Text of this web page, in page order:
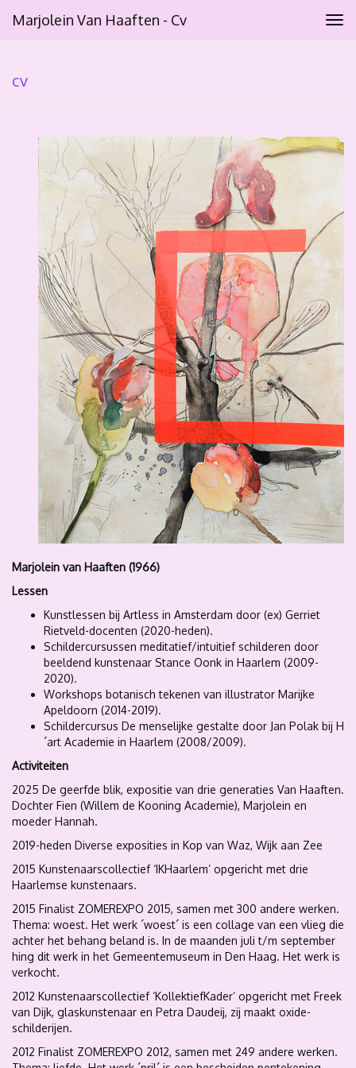
Marjolein Van Haaften - Cv
cv
Marjolein van Haaften (1966)
Lessen
Kunstlessen bij Artless in Amsterdam door (ex) Gerriet
Rietveld-docenten (2020-heden).
Schildercursussen meditatief/intuitief schilderen door
beeldend kunstenaar Stance Oonk in Haarlem (2009-
2020).
Workshops botanisch tekenen van illustrator Marijke
Apeldoorn (2014-2019).
Schildercursus De menselijke gestalte door Jan Polak bij H
´art Academie in Haarlem (2008/2009).
Activiteiten
2025 De geerfde blik, expositie van drie generaties Van Haaften.
Dochter Fien (Willem de Kooning Academie), Marjolein en
moeder Hannah.
2019-heden Diverse exposities in Kop van Waz, Wijk aan Zee
2015 Kunstenaarscollectief ‘IKHaarlem’ opgericht met drie
Haarlemse kunstenaars.
2015 Finalist ZOMEREXPO 2015, samen met 300 andere werken.
Thema: woest. Het werk ´woest´ is een collage van een vlieg die
achter het behang beland is. In de maanden juli t/m september
hing dit werk in het Gemeentemuseum in Den Haag. Het werk is
verkocht.
2012 Kunstenaarscollectief ‘KollektiefKader’ opgericht met Freek
van Dijk, glaskunstenaar en Petra Daudeij, zij maakt oxide-
schilderijen.
2012 Finalist ZOMEREXPO 2012, samen met 249 andere werken.